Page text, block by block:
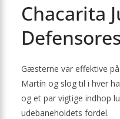
Chacarita
Gæsterne var effektive
Martín og slog til i hver
og et par vigtige indhop
udebaneholdets fordel.